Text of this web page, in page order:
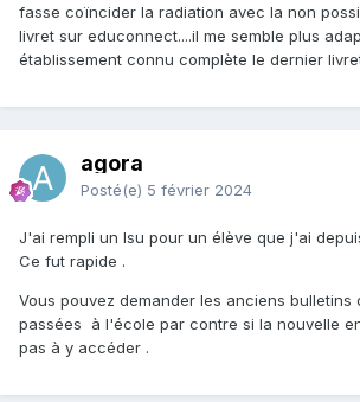
fasse coïncider la radiation avec la non
livret sur educonnect....il me semble plus
établissement connu complète le dernier
agora
Posté(e) 5 février 2024
J'ai rempli un lsu pour un élève que j'ai
Ce fut rapide .
Vous pouvez demander les anciens bulletins
passées à l'école par contre si la nouvelle
pas à y accéder .